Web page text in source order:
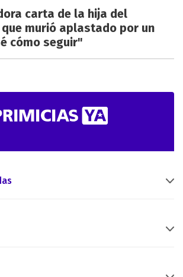
carta de la hija del
murió aplastado por un
cómo seguir"